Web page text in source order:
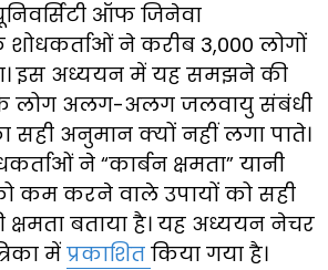
ऑफ जिनेवा
ने करीब 3,000 लोगों
इस अध्ययन में यह समझने की
लोग अलग-अलग जलवायु संबंधी
सही अनुमान क्यों नहीं लगा पाते।
ने “कार्बन क्षमता” यानी
कम करने वाले उपायों को सही
बताया है। यह अध्ययन नेचर
में प्रकाशित किया गया है।